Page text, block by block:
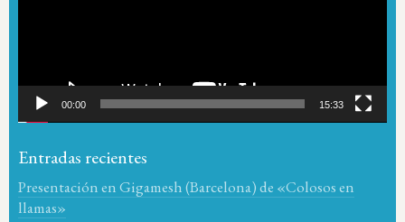
00:00 15:33
Entradas recientes
Presentación en Gigamesh (Barcelona) de «Colosos en
llamas»